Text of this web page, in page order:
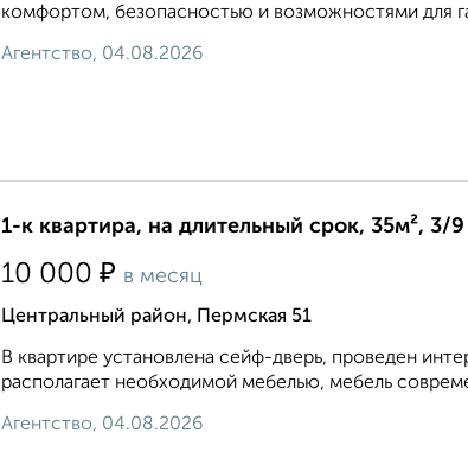
комфортом, безопасностью и возможностями для
Агентство, 04.08.2026
1-к квартира, на длительный срок, 35м², 3/
10 000 ₽ в месяц
Центральный район, Пермская 51
В квартире установлена сейф-дверь, проведен
располагает необходимой мебелью, мебель
Агентство, 04.08.2026